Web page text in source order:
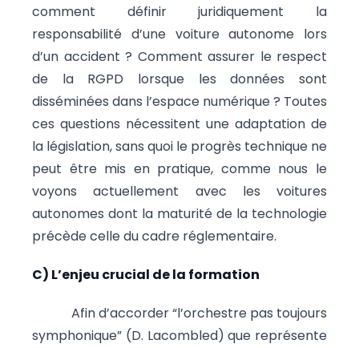
comment définir juridiquement la
responsabilité d’une voiture autonome lors
d’un accident ? Comment assurer le respect
de la RGPD lorsque les données sont
disséminées dans l’espace numérique ? Toutes
ces questions nécessitent une adaptation de
la législation, sans quoi le progrès technique ne
peut être mis en pratique, comme nous le
voyons actuellement avec les voitures
autonomes dont la maturité de la technologie
précède celle du cadre réglementaire.
C) L’enjeu crucial de la formation
Afin d’accorder “l’orchestre pas toujours
symphonique” (D. Lacombled) que représente